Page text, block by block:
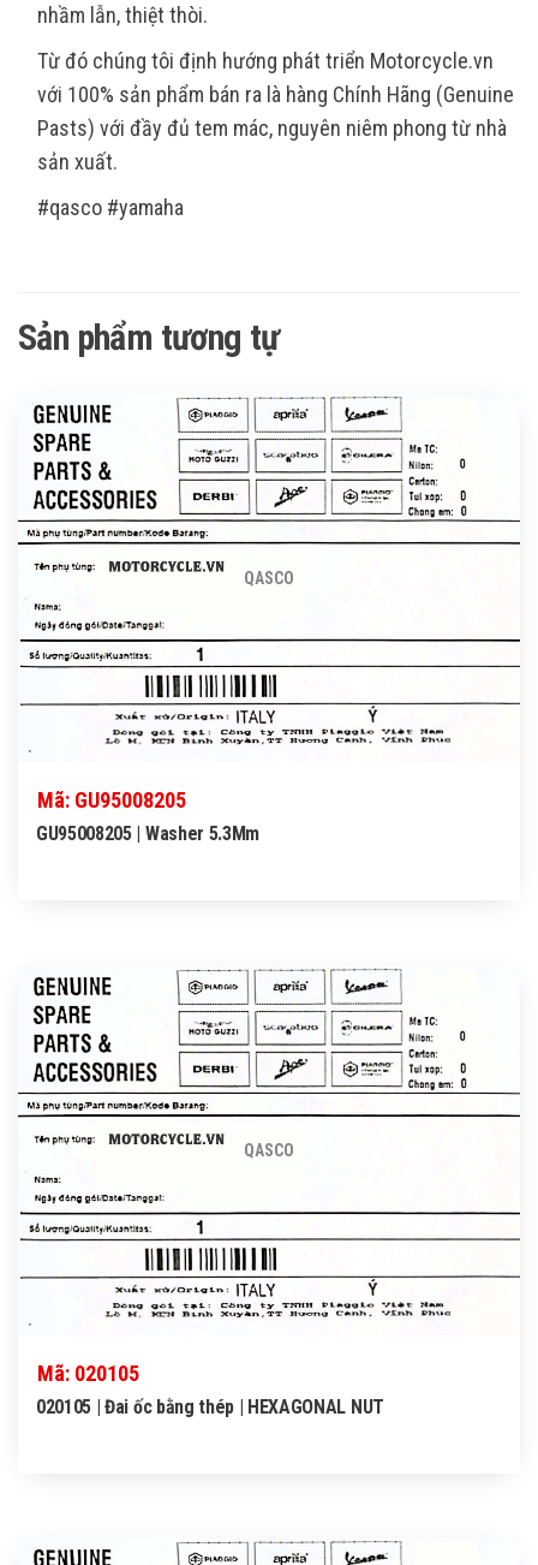
nhầm lẫn, thiệt thòi.
Từ đó chúng tôi định hướng phát triển Motorcycle.vn
với 100% sản phẩm bán ra là hàng Chính Hãng (Genuine
Pasts) với đầy đủ tem mác, nguyên niêm phong từ nhà
sản xuất.
#qasco #yamaha
Sản phẩm tương tự
QASCO
Mã: GU95008205
GU95008205 | Washer 5.3Mm
QASCO
Mã: 020105
020105 | Đai ốc bằng thép | HEXAGONAL NUT